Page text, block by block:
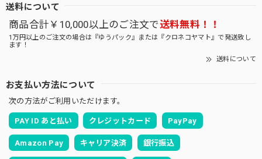
送料について
商品合計￥10,000以上のご注文で送料無料！！
1万円以上のご注文の場合は『ゆうパック』または『クロネコヤマト』で発送致し
ます！
送料について
お支払い方法について
次の方法がご利用いただけます。
PAY ID あと払い クレジットカード PayPay
Amazon Pay キャリア決済 銀行振込